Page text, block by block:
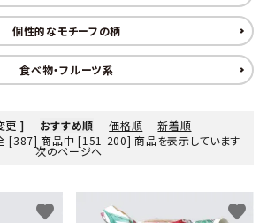
個性的なモチーフの柄
食べ物・フルーツ系
更 ] - おすすめ順 -価格順 -新着順
[387] 商品中 [151-200] 商品を表示しています
次のページへ
favorite favorite